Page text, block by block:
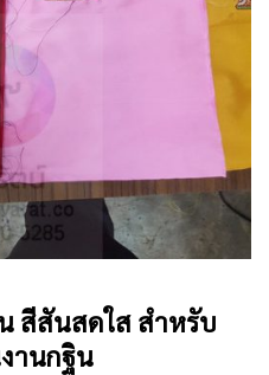
สีสันสดใส สำหรับ
านกฐิน